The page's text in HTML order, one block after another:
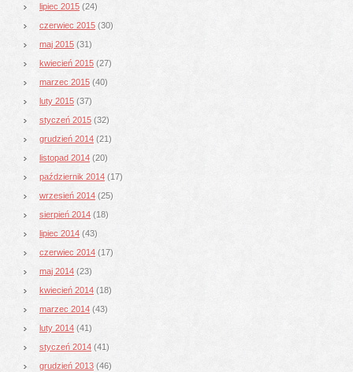
lipiec 2015 (24)
czerwiec 2015 (30)
maj 2015 (31)
kwiecień 2015 (27)
marzec 2015 (40)
luty 2015 (37)
styczeń 2015 (32)
grudzień 2014 (21)
listopad 2014 (20)
październik 2014 (17)
wrzesień 2014 (25)
sierpień 2014 (18)
lipiec 2014 (43)
czerwiec 2014 (17)
maj 2014 (23)
kwiecień 2014 (18)
marzec 2014 (43)
luty 2014 (41)
styczeń 2014 (41)
grudzień 2013 (46)